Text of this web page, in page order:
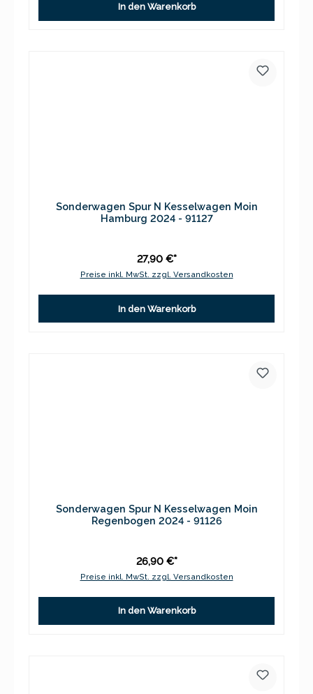
In den Warenkorb
Sonderwagen Spur N Kesselwagen Moin
Hamburg 2024 - 91127
27,90 €*
Preise inkl. MwSt. zzgl. Versandkosten
In den Warenkorb
Sonderwagen Spur N Kesselwagen Moin
Regenbogen 2024 - 91126
26,90 €*
Preise inkl. MwSt. zzgl. Versandkosten
In den Warenkorb